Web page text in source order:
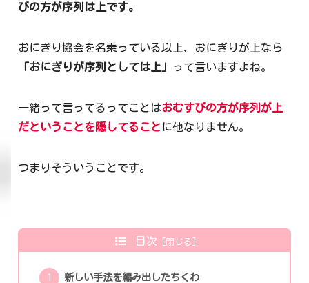
びの方が序列は上です。
おにぎり協会を名乗っている以上、おにぎりが上なら
「おにぎりが序列としては上」
って言いますよね。
一緒って言ってるってことはおむすびの方が序列が上
だということを隠してること に他なりません。
つまりそういうことです。
目次
新しい手法を編み出したちくわ